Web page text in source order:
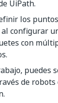
UiPath.
los
configurar
con
puedes
de robots